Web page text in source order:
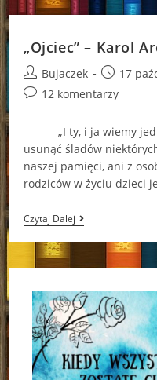
„Ojciec” – Karol
Post
author:
Bujaczek
Post
published:
17
Post12 komentarzy
„I ty, i ja wiemy
usunąć śladów
naszej pamięci, ani z
rodziców w życiu dzieci
Czytaj Dalej„Ojciec”
–
Karol
Arentowicz